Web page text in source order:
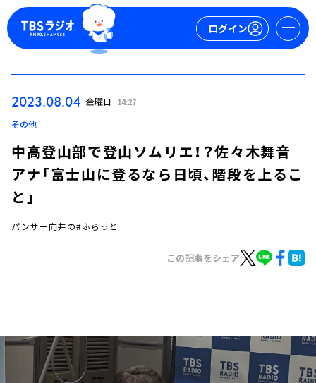
ログイン
イベント・グッズ
YouTube
会社情報
2023.08.04 金曜日 14:27
その他
中高登山部で登山ソムリエ！？佐々木舞音
アナ「富士山に登るなら日頃、階段を上るこ
と」
パンサー向井の#ふらっと
この記事をシェア